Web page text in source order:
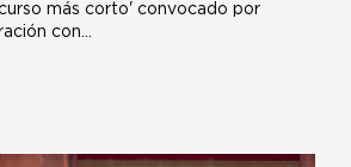
más corto' convocado por
con…